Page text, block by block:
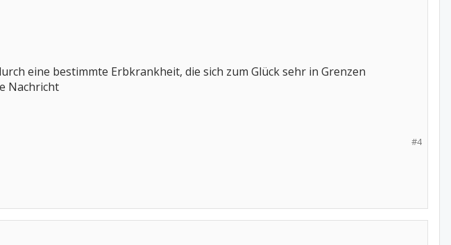
eine bestimmte Erbkrankheit, die sich zum Glück sehr in Grenzen
Nachricht
#4